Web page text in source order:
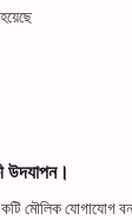
উদযাপন।
মৌলিক যোগাযোগ